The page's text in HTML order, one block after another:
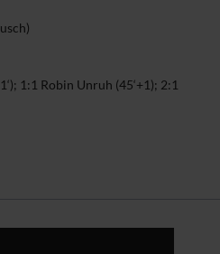
1:1 Robin Unruh (45‘+1); 2:1